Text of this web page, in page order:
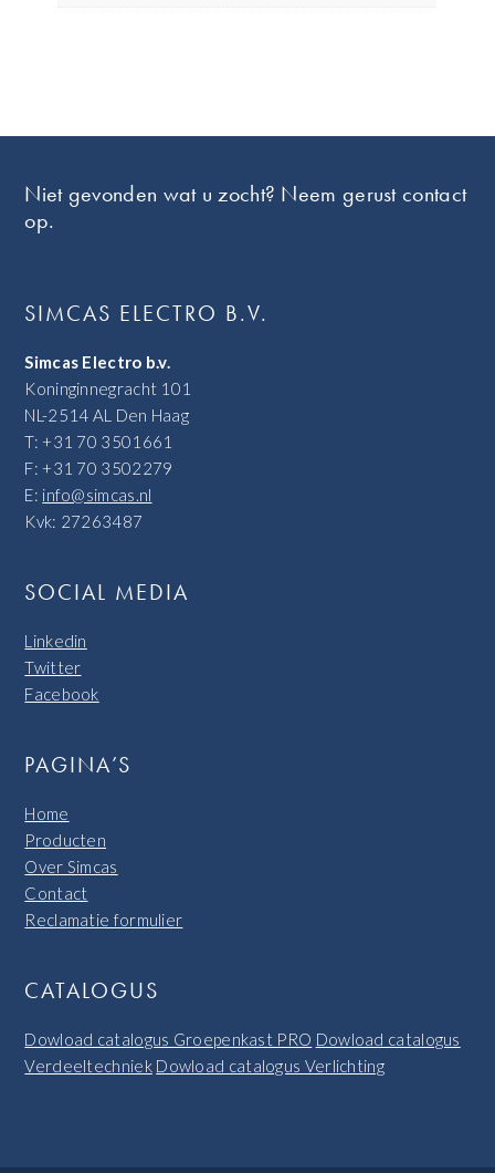
Niet gevonden wat u zocht? Neem gerust contact
op.
SIMCAS ELECTRO B.V.
Simcas Electro b.v.
Koninginnegracht 101
NL-2514 AL Den Haag
T: +31 70 3501661
F: +31 70 3502279
E: info@simcas.nl
Kvk: 27263487
SOCIAL MEDIA
Linkedin
Twitter
Facebook
PAGINA’S
Home
Producten
Over Simcas
Contact
Reclamatie formulier
CATALOGUS
Dowload catalogus Groepenkast PRO Dowload catalogus
Verdeeltechniek Dowload catalogus Verlichting